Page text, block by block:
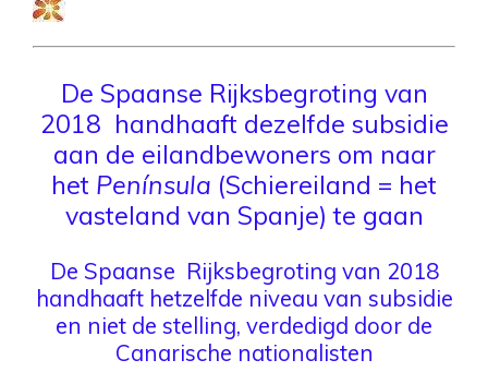
De Spaanse Rijksbegroting van
2018 handhaaft dezelfde subsidie
aan de eilandbewoners om naar
het Península (Schiereiland = het
vasteland van Spanje) te gaan
De Spaanse Rijksbegroting van 2018
handhaaft hetzelfde niveau van subsidie
en niet de stelling, verdedigd door de
Canarische nationalisten